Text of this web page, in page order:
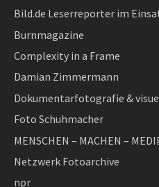
Bild.de Leserreporter im
Burnmagazine
Complexity in a Frame
Damian Zimmermann
Dokumentarfotografie &
Foto Schuhmacher
MENSCHEN – MACHEN –
Netzwerk Fotoarchive
npr